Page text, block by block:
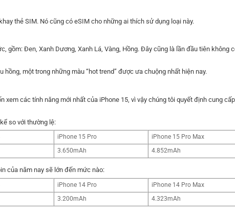
thẻ SIM. Nó cũng có eSIM cho những ai thích sử dụng loại này.
gồm: Đen, Xanh Dương, Xanh Lá, Vàng, Hồng. Đây cũng là lần đầu tiên không
một trong những màu “hot trend” được ưa chuộng nhất hiện nay.
các tính năng mới nhất của iPhone 15, vì vậy chúng tôi quyết định cung
so với thường lệ:
iPhone 15 Pro
iPhone 15 Pro Max
3.650mAh 4.852mAh
của năm nay sẽ lớn đến mức nào:
iPhone 14 Pro
iPhone 14 Pro Max
3.200mAh 4.323mAh